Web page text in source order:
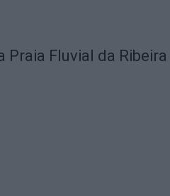
Fluvial da Ribeira